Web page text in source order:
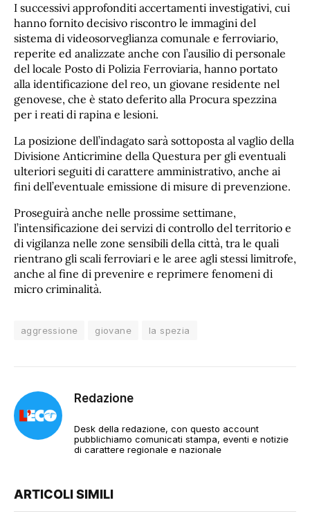
I successivi approfonditi accertamenti investigativi, cui
hanno fornito decisivo riscontro le immagini del
sistema di videosorveglianza comunale e ferroviario,
reperite ed analizzate anche con l’ausilio di personale
del locale Posto di Polizia Ferroviaria, hanno portato
alla identificazione del reo, un giovane residente nel
genovese, che è stato deferito alla Procura spezzina
per i reati di rapina e lesioni.
La posizione dell’indagato sarà sottoposta al vaglio della
Divisione Anticrimine della Questura per gli eventuali
ulteriori seguiti di carattere amministrativo, anche ai
fini dell’eventuale emissione di misure di prevenzione.
Proseguirà anche nelle prossime settimane,
l’intensificazione dei servizi di controllo del territorio e
di vigilanza nelle zone sensibili della città, tra le quali
rientrano gli scali ferroviari e le aree agli stessi limitrofe,
anche al fine di prevenire e reprimere fenomeni di
micro criminalità.
aggressione giovane la spezia
Redazione
Desk della redazione, con questo account
pubblichiamo comunicati stampa, eventi e notizie
di carattere regionale e nazionale
ARTICOLI SIMILI